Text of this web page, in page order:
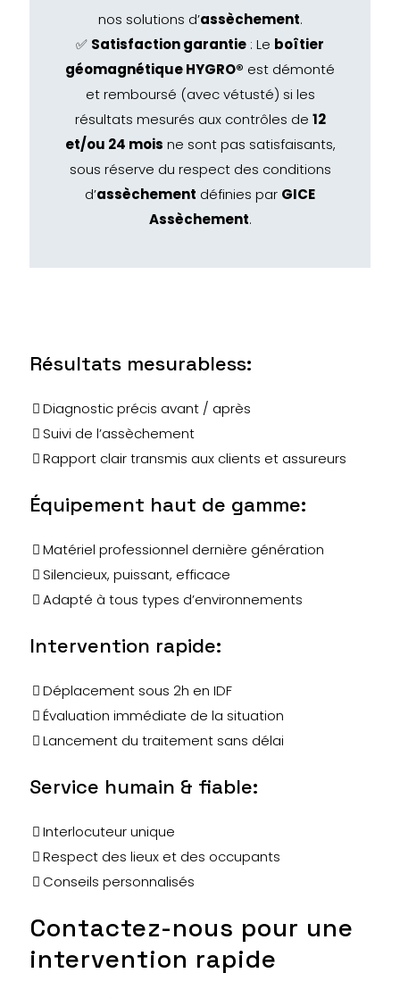
nos solutions d’assèchement.
✅ Satisfaction garantie : Le boîtier
géomagnétique HYGRO® est démonté
et remboursé (avec vétusté) si les
résultats mesurés aux contrôles de 12
et/ou 24 mois ne sont pas satisfaisants,
sous réserve du respect des conditions
d’assèchement définies par GICE
Assèchement.
Résultats mesurabless:
Diagnostic précis avant / après
Suivi de l’assèchement
Rapport clair transmis aux clients et assureurs
Équipement haut de gamme:
Matériel professionnel dernière génération
Silencieux, puissant, efficace
Adapté à tous types d’environnements
Intervention rapide:
Déplacement sous 2h en IDF
Évaluation immédiate de la situation
Lancement du traitement sans délai
Service humain & fiable:
Interlocuteur unique
Respect des lieux et des occupants
Conseils personnalisés
Contactez-nous pour une
intervention rapide